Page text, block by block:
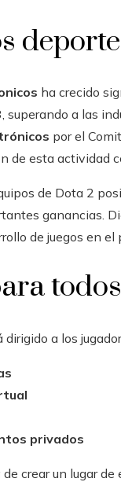
ha crecido
superando a las
por el
de esta actividad
de Dota 2
ganancias.
de juegos en el
todos
dirigido a los
privados
crear un lugar